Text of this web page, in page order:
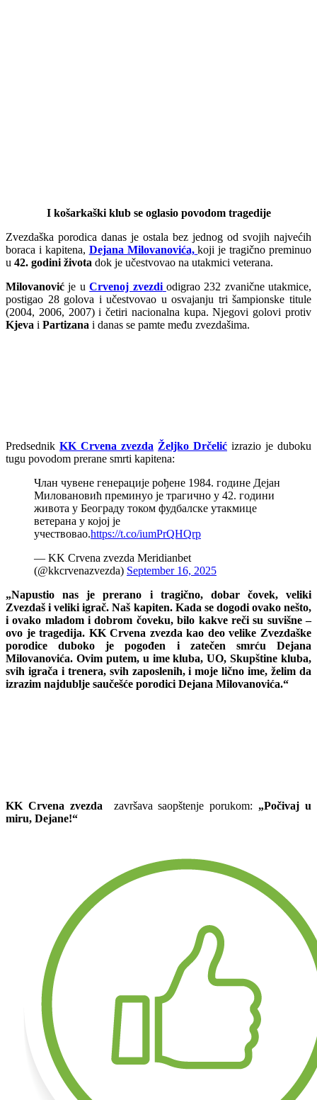
I košarkaški klub se oglasio povodom tragedije
Zvezdaška porodica danas je ostala bez jednog od svojih najvećih
boraca i kapitena, Dejana Milovanovića, koji je tragično preminuo
u 42. godini života dok je učestvovao na utakmici veterana.
Milovanović je uCrvenoj zvezdi odigrao 232 zvanične utakmice,
postigao 28 golova i učestvovao u osvajanju tri šampionske titule
(2004, 2006, 2007) i četiri nacionalna kupa. Njegovi golovi protiv
Kjeva i Partizana i danas se pamte među zvezdašima.
Predsednik KK Crvena zvezda Željko Drčelić izrazio je duboku
tugu povodom prerane smrti kapitena:
Члан чувене генерације рођене 1984. године Дејан
Миловановић преминуо је трагично у 42. години
живота у Београду током фудбалске утакмице
ветерана у којој је
учествовао.https://t.co/iumPrQHQrp
— KK Crvena zvezda Meridianbet
(@kkcrvenazvezda) September 16, 2025
„Napustio nas je prerano i tragično, dobar čovek, veliki
Zvezdaš i veliki igrač. Naš kapiten. Kada se dogodi ovako nešto,
i ovako mladom i dobrom čoveku, bilo kakve reči su suvišne –
ovo je tragedija. KK Crvena zvezda kao deo velike Zvezdaške
porodice duboko je pogođen i zatečen smrću Dejana
Milovanovića. Ovim putem, u ime kluba, UO, Skupštine kluba,
svih igrača i trenera, svih zaposlenih, i moje lično ime, želim da
izrazim najdublje saučešće porodici Dejana Milovanovića.“
KK Crvena zvezda završava saopštenje porukom: „Počivaj u
miru, Dejane!“